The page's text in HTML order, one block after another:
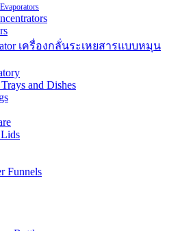
เครื่องกลั่นระเหยสารแบบหมุน
and Dishes
Funnels